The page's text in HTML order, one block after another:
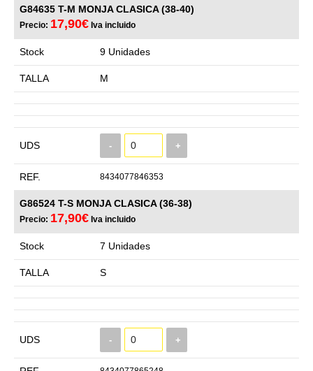
G84635 T-M MONJA CLASICA (38-40)
Precio: 17,90€ Iva incluido
Stock 9 Unidades
TALLA M
UDS - +
REF. 8434077846353
G86524 T-S MONJA CLASICA (36-38)
Precio: 17,90€ Iva incluido
Stock 7 Unidades
TALLA S
UDS - +